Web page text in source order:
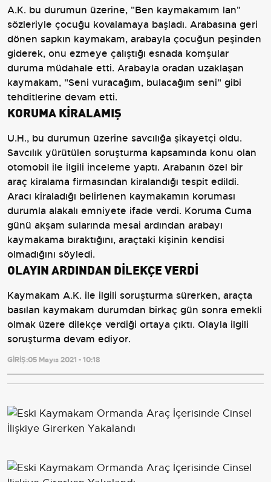
A.K. bu durumun üzerine, "Ben kaymakamım lan"
sözleriyle çocuğu kovalamaya başladı. Arabasına geri
dönen sapkın kaymakam, arabayla çocuğun peşinden
giderek, onu ezmeye çalıştığı esnada komşular
duruma müdahale etti. Arabayla oradan uzaklaşan
kaymakam, "Seni vuracağım, bulacağım seni" gibi
tehditlerine devam etti.
KORUMA KİRALAMIŞ
U.H., bu durumun üzerine savcılığa şikayetçi oldu.
Savcılık yürütülen soruşturma kapsamında konu olan
otomobil ile ilgili inceleme yaptı. Arabanın özel bir
araç kiralama firmasından kiralandığı tespit edildi.
Aracı kiraladığı belirlenen kaymakamın koruması
durumla alakalı emniyete ifade verdi. Koruma Cuma
günü akşam sularında mesai ardından arabayı
kaymakama bıraktığını, araçtaki kişinin kendisi
olmadığını söyledi.
OLAYIN ARDINDAN DİLEKÇE VERDİ
Kaymakam A.K. ile ilgili soruşturma sürerken, araçta
basılan kaymakam durumdan birkaç gün sonra emekli
olmak üzere dilekçe verdiği ortaya çıktı. Olayla ilgili
soruşturma devam ediyor.
GİRİŞ:05 Mayıs 2021 - 10:18